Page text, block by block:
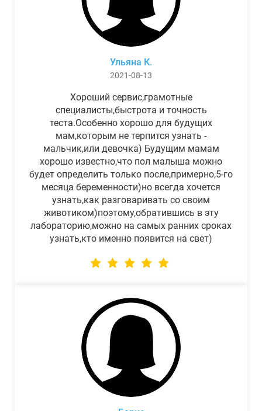
Ульяна К.
2021-08-13
Хороший сервис,грамотные
специалисты,быстрота и точность
теста.Особенно хорошо для будущих
мам,которым не терпится узнать -
мальчик,или девочка) Будущим мамам
хорошо известно,что пол малыша можно
будет определить только после,примерно,5-го
месяца беременности)но всегда хочется
узнать,как разговаривать со своим
животиком)поэтому,обратившись в эту
лабораторию,можно на самых ранних сроках
узнать,кто именно появится на свет)